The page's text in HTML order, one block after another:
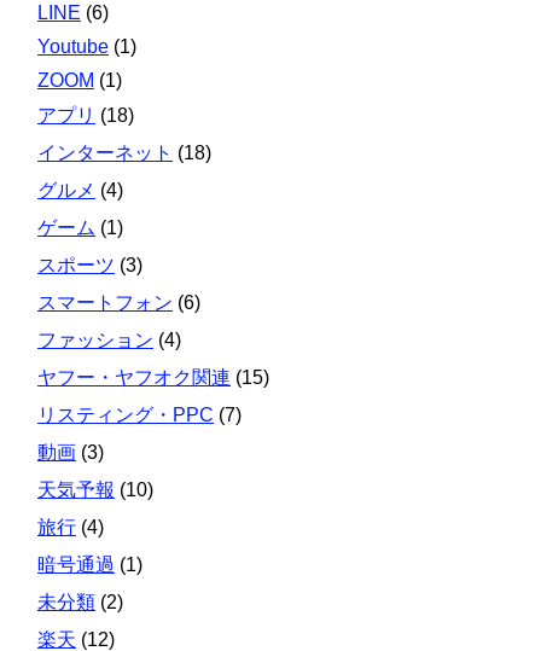
LINE (6)
Youtube (1)
ZOOM (1)
アプリ (18)
インターネット (18)
グルメ (4)
ゲーム (1)
スポーツ (3)
スマートフォン (6)
ファッション (4)
ヤフー・ヤフオク関連 (15)
リスティング・PPC (7)
動画 (3)
天気予報 (10)
旅行 (4)
暗号通過 (1)
未分類 (2)
楽天 (12)